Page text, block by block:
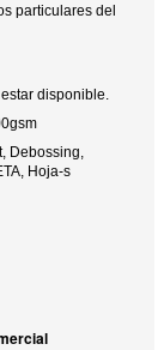
particulares del
disponible.
Debossing,
Hoja-s